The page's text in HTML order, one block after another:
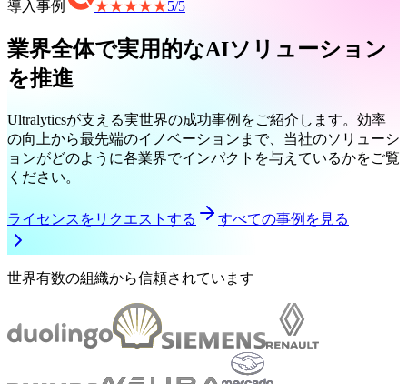
導入事例 ★★★★★5/5
業界全体で実用的なAIソリューション
を推進
Ultralyticsが支える実世界の成功事例をご紹介します。効率
の向上から最先端のイノベーションまで、当社のソリューシ
ョンがどのように各業界でインパクトを与えているかをご覧
ください。
ライセンスをリクエストする すべての事例を見る
世界有数の組織から信頼されています